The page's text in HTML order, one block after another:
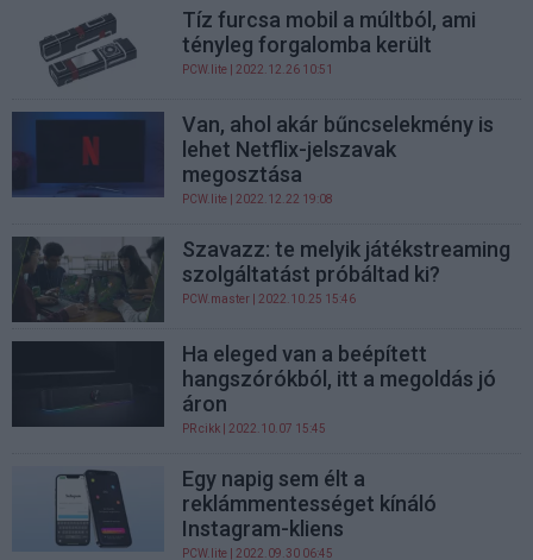
Tíz furcsa mobil a múltból, ami
tényleg forgalomba került
PCW.lite | 2022.12.26 10:51
Van, ahol akár bűncselekmény is
lehet Netflix-jelszavak
megosztása
PCW.lite | 2022.12.22 19:08
Szavazz: te melyik játékstreaming
szolgáltatást próbáltad ki?
PCW.master | 2022.10.25 15:46
Ha eleged van a beépített
hangszórókból, itt a megoldás jó
áron
PR cikk | 2022.10.07 15:45
Egy napig sem élt a
reklámmentességet kínáló
Instagram-kliens
PCW.lite | 2022.09.30 06:45